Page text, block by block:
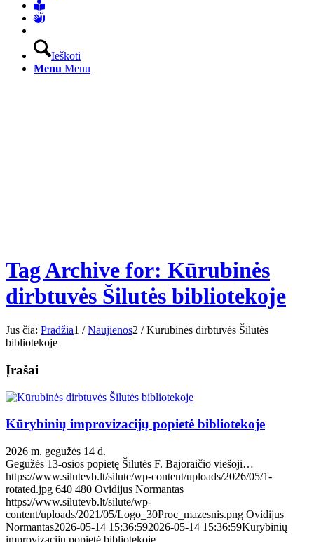
Ieškoti
Menu Menu
Tag Archive for: Kūrubinės
dirbtuvės Šilutės bibliotekoje
Jūs čia: Pradžia1 / Naujienos2 / Kūrubinės dirbtuvės Šilutės
bibliotekoje
Įrašai
Kūrybinių improvizacijų popietė bibliotekoje
2026 m. gegužės 14 d.
Gegužės 13-osios popietę Šilutės F. Bajoraičio viešoji…
https://www.silutevb.lt/silute/wp-content/uploads/2026/05/1-
rotated.jpg 640 480 Ovidijus Normantas
https://www.silutevb.lt/silute/wp-
content/uploads/2021/05/Logo_30Proc_mazesnis.png Ovidijus
Normantas2026-05-14 15:36:592026-05-14 15:36:59Kūrybinių
improvizacijų popietė bibliotekoje